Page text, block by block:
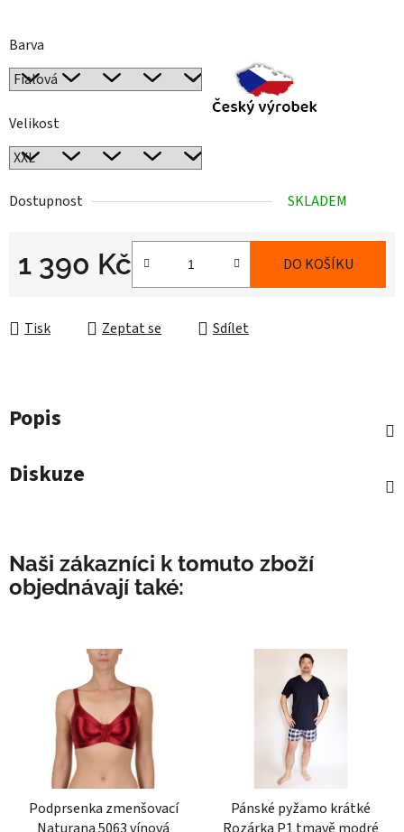
Barva
Velikost
Dostupnost SKLADEM
1 390 Kč DO KOŠÍKU
Tisk Zeptat se Sdílet
Popis
Diskuze
Naši zákazníci k tomuto zboží
objednávají také:
Podprsenka zmenšovací
Pánské pyžamo krátké